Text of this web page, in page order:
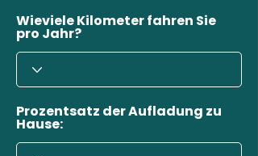
Wieviele Kilometer fahren Sie
pro Jahr?
Prozentsatz der Aufladung zu
Hause: